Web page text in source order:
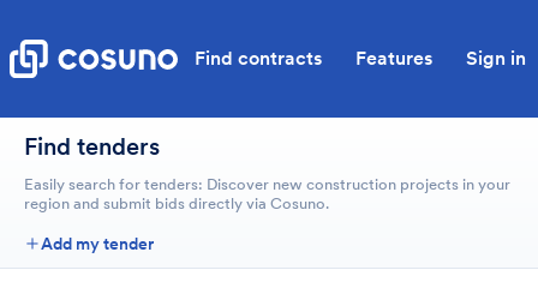
Find contracts Features Sign in
Find tenders
Easily search for tenders: Discover new construction projects in your
region and submit bids directly via Cosuno.
Add my tender